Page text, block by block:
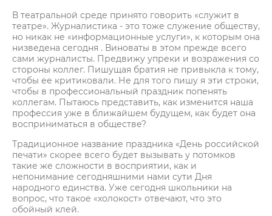
В театральной среде принято говорить «служит в
театре». Журналистика - это тоже служение обществу,
но никак не «информационные услуги», к которым она
низведена сегодня . Виноваты в этом прежде всего
сами журналисты. Предвижу упреки и возражения со
стороны коллег. Пишущая братия не привыкла к тому,
чтобы ее критиковали. Не для того пишу я эти строки,
чтобы в профессиональный праздник попенять
коллегам. Пытаюсь представить, как изменится наша
профессия уже в ближайшем будущем, как будет она
восприниматься в обществе?
Традиционное название праздника «День российской
печати» скорее всего будет вызывать у потомков
такие же сложности в восприятии, как и
непонимание сегодняшними нами сути Дня
народного единства. Уже сегодня школьники на
вопрос, что такое «холокост» отвечают, что это
обойный клей.